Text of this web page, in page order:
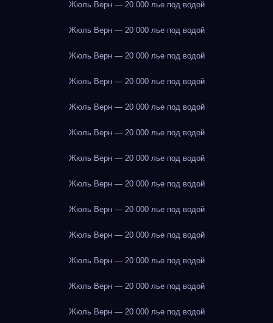
Жюль Верн — 20 000 лье под водой
Жюль Верн — 20 000 лье под водой
Жюль Верн — 20 000 лье под водой
Жюль Верн — 20 000 лье под водой
Жюль Верн — 20 000 лье под водой
Жюль Верн — 20 000 лье под водой
Жюль Верн — 20 000 лье под водой
Жюль Верн — 20 000 лье под водой
Жюль Верн — 20 000 лье под водой
Жюль Верн — 20 000 лье под водой
Жюль Верн — 20 000 лье под водой
Жюль Верн — 20 000 лье под водой
Жюль Верн — 20 000 лье под водой